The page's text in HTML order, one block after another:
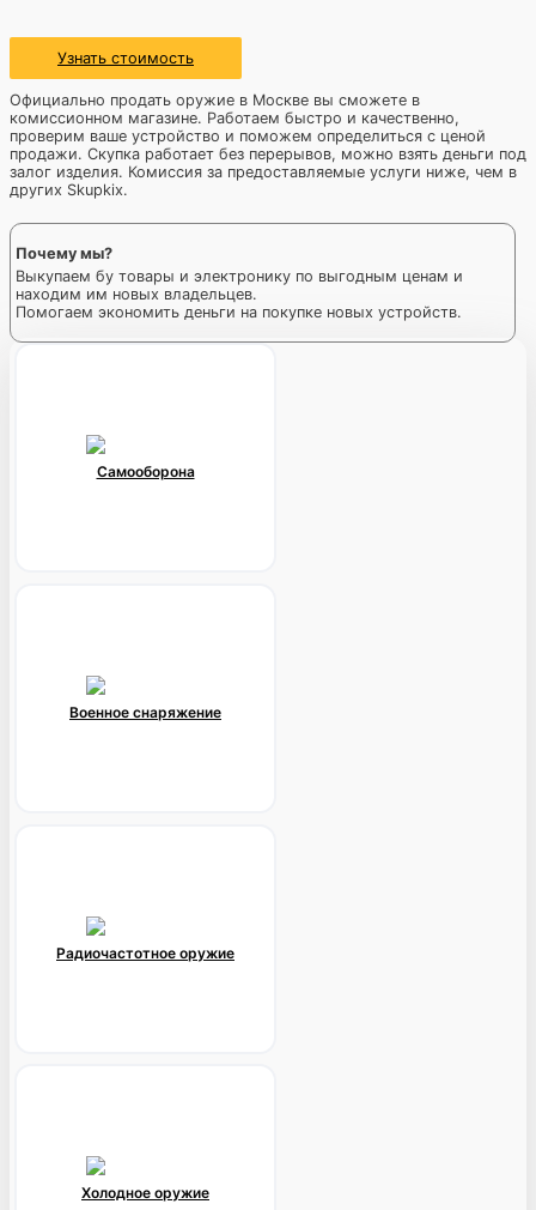
Узнать стоимость
Официально продать оружие в Москве вы сможете в
комиссионном магазине. Работаем быстро и качественно,
проверим ваше устройство и поможем определиться с ценой
продажи. Скупка работает без перерывов, можно взять деньги под
залог изделия. Комиссия за предоставляемые услуги ниже, чем в
других Skupkiх.
Почему мы?
Выкупаем бу товары и электронику по выгодным ценам и
находим им новых владельцев.
Помогаем экономить деньги на покупке новых устройств.
Самооборона
Военное снаряжение
Радиочастотное оружие
Холодное оружие